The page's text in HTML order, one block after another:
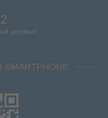
anrufen!
SMARTPHONE